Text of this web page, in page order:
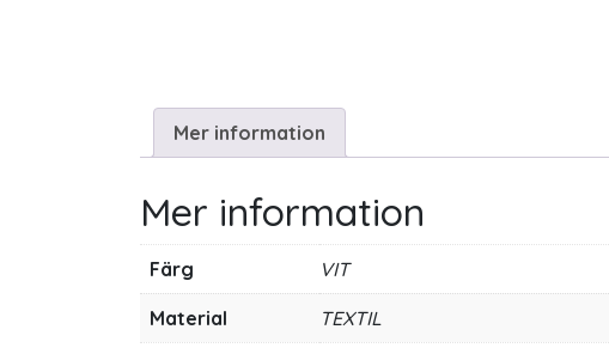
Mer information
Mer information
Färg VIT
Material TEXTIL